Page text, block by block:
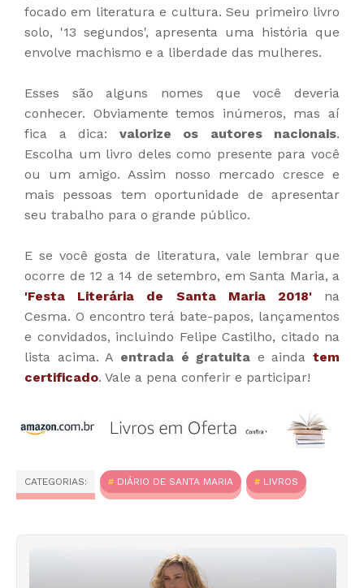
focado em literatura e cultura. Seu primeiro livro
solo, '13 segundos', apresenta uma história que
envolve machismo e a liberdade das mulheres.
Esses são alguns nomes que você deveria
conhecer. Obviamente temos inúmeros, mas aí
fica a dica: valorize os autores nacionais.
Escolha um livro deles como presente para você
ou um amigo. Assim nosso mercado cresce e
mais pessoas tem oportunidade de apresentar
seu trabalho para o grande público.
E se você gosta de literatura, vale lembrar que
ocorre de 12 a 14 de setembro, em Santa Maria, a
'Festa Literária de Santa Maria 2018'na
Cesma. O encontro terá bate-papos, lançamentos
e convidados, incluindo Felipe Castilho, citado na
lista acima. A entrada é gratuita e ainda tem
certificado. Vale a pena conferir e participar!
CATEGORIAS: DIÁRIO DE SANTA MARIA LIVROS